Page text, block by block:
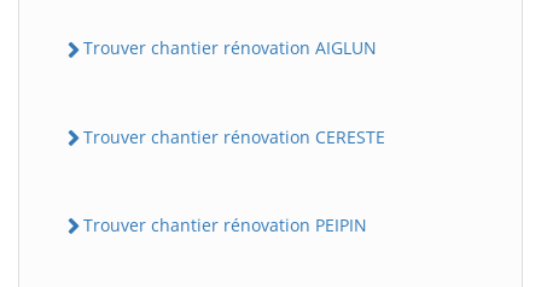
Trouver chantier rénovation AIGLUN
Trouver chantier rénovation CERESTE
Trouver chantier rénovation PEIPIN